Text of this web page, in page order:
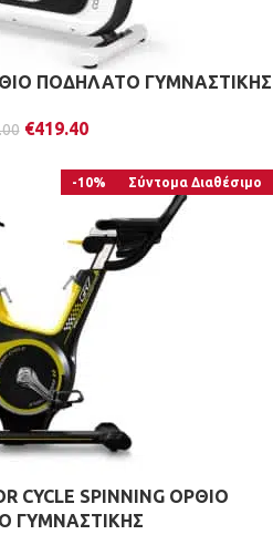
ΠΟΔΗΛΑΤΟ ΓΥΜΝΑΣΤΙΚΗΣ
€419.40
-10% Σύντομα Διαθέσιμο
CYCLE SPINNING ΟΡΘΙΟ
ΓΥΜΝΑΣΤΙΚΗΣ